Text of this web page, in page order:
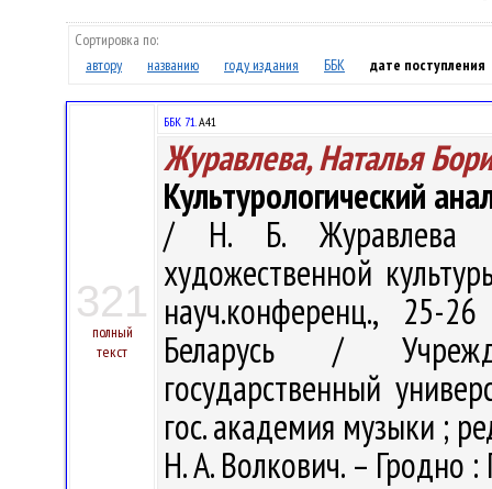
Сортировка по:
автору
названию году издания ББК дате поступления
321
полный
текст
ББК 71.А41
Журавлева, Наталья
Культурологический
/ Н. Б. Журавлева //
художественной
науч.конференц., 25-
Беларусь /
государственный
гос. академия музыки ;
Н. А. Волкович. – Гродно